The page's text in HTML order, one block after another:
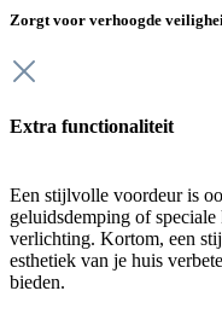
Zorgt voor verhoogde
Extra functionaliteit
Een stijlvolle voordeur is
geluidsdemping of
verlichting. Kortom, een
esthetiek van je huis
bieden.